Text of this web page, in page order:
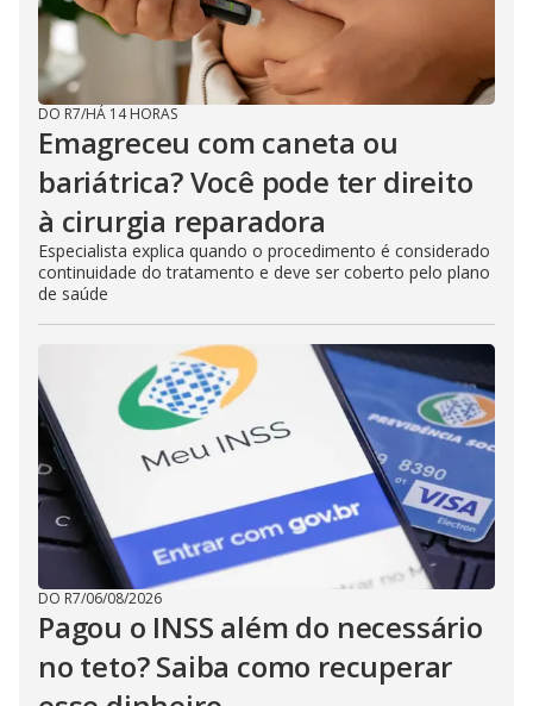
DO R7/HÁ 14 HORAS
Emagreceu com caneta ou
bariátrica? Você pode ter direito
à cirurgia reparadora
Especialista explica quando o procedimento é considerado
continuidade do tratamento e deve ser coberto pelo plano
de saúde
DO R7/06/08/2026
Pagou o INSS além do necessário
no teto? Saiba como recuperar